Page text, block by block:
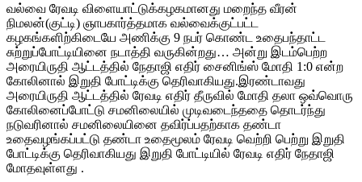
வல்வை ரேவடி விளையாட்டுக்கழகமானது மறைந்த வீரன்
நிமலன்(குட்டி) ஞாபகார்த்தமாக வல்வைக்குட்பட்ட
கழகங்களிற்கிடையே அணிக்கு 9 நபர் கொண்ட உதைபந்தாட்ட
சுற்றுப்போட்டியினை நடாத்தி வருகின்றது… அன்று இடம்பெற்ற
அரையிருதி ஆட்டத்தில் நேதாஜி எதிர் சைனிங்ஸ் மோதி 1:0 என்ற
கோலினால் இறுதி போட்டிக்கு தெரிவாகியது.இரண்டாவது
அரையிருதி ஆட்டத்தில் ரேவடி எதிர் தீருவில் மோதி தலா ஒவ்வொரு
கோலினைப்போட்டு சமனிலையில் முடிவடைந்ததை தொடர்ந்து
நடுவரினால் சமனிலையினை தவிர்ப்பதற்காக தண்டா
உதைவழங்கப்பட்டு தண்டா உதைமூலம் ரேவடி வெற்றி பெற்று இறுதி
போட்டிக்கு தெரிவாகியது இறுதி போட்டியில் ரேவடி எதிர் நேதாஜி
மோதவுள்ளது .